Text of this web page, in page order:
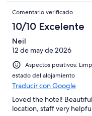
Comentario verificado
10/10 Excelente
Neil
12 de may de 2026
Aspectos positivos:
estado del alojamiento
Traducir con Google
Loved the hotel!
location, staff very